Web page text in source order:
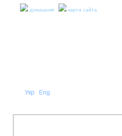
домашняя карта сайта
Укр Eng